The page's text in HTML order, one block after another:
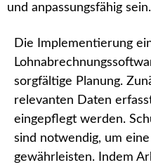
und anpassungsfähig sein.
Die Implementierung
sorgfältige Planung.
relevanten Daten
eingepflegt werden.
sind notwendig, um
gewährleisten. Indem